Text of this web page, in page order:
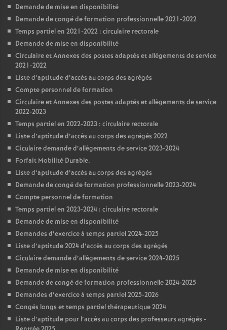
Demande de mise en disponibilité
Demande de congé de formation professionnelle 2021-2022
Temps partiel en 2021-2022 : circulaire rectorale
Demande de mise en disponibilité
Circulaire et Annexes des postes adaptés et allègements de service
2021-2022
Liste d’aptitude d’accès au corps des agrégés
Compte personnel de formation
Circulaire et Annexes des postes adaptés et allègements de service
2022-2023
Temps partiel en 2022-2023 : circulaire rectorale
Liste d’aptitude d’accès au corps des agrégés 2022
Ciculaire demande d’allègements de service 2023-2024
Forfait Mobilité Durable.
Liste d’aptitude d’accès au corps des agrégés
Demande de congé de formation professionnelle 2023-2024
Compte personnel de formation
Temps partiel en 2023-2024 : circulaire rectorale
Demande de mise en disponibilité
Demandes d’exercice à temps partiel 2024-2025
Liste d’aptitude 2024 d’accès au corps des agrégés
Ciculaire demande d’allègements de service 2024-2025
Demande de mise en disponibilité
Demande de congé de formation professionnelle 2024-2025
Demandes d’exercice à temps partiel 2025-2026
Congés longs et temps partiel thérapeutique 2024
Liste d’aptitude pour l’accès au corps des professeurs agrégés -